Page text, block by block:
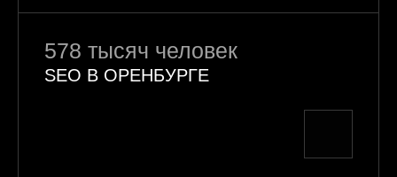
578 тысяч человек
SEO В ОРЕНБУРГЕ